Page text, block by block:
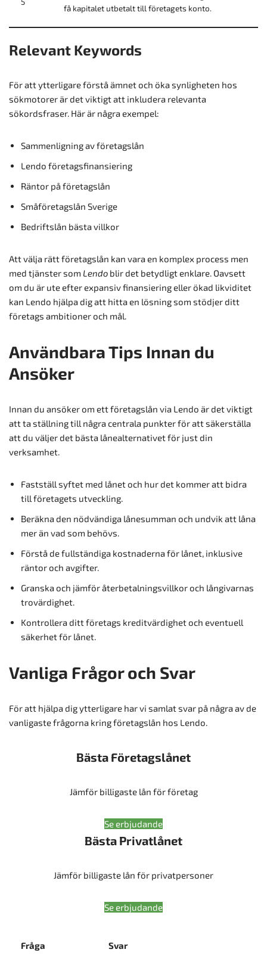
få kapitalet utbetalt till företagets konto.
Relevant Keywords
För att ytterligare förstå ämnet och öka synligheten hos
sökmotorer är det viktigt att inkludera relevanta
sökordsfraser. Här är några exempel:
Sammenligning av företagslån
Lendo företagsfinansiering
Räntor på företagslån
Småföretagslån Sverige
Bedriftslån bästa villkor
Att välja rätt företagslån kan vara en komplex process men
med tjänster som Lendo blir det betydligt enklare. Oavsett
om du är ute efter expansiv finansiering eller ökad likviditet
kan Lendo hjälpa dig att hitta en lösning som stödjer ditt
företags ambitioner och mål.
Användbara Tips Innan du
Ansöker
Innan du ansöker om ett företagslån via Lendo är det viktigt
att ta ställning till några centrala punkter för att säkerställa
att du väljer det bästa lånealternativet för just din
verksamhet.
Fastställ syftet med lånet och hur det kommer att bidra
till företagets utveckling.
Beräkna den nödvändiga lånesumman och undvik att låna
mer än vad som behövs.
Förstå de fullständiga kostnaderna för lånet, inklusive
räntor och avgifter.
Granska och jämför återbetalningsvillkor och långivarnas
trovärdighet.
Kontrollera ditt företags kreditvärdighet och eventuell
säkerhet för lånet.
Vanliga Frågor och Svar
För att hjälpa dig ytterligare har vi samlat svar på några av de
vanligaste frågorna kring företagslån hos Lendo.
Bästa Företagslånet
Jämför billigaste lån för företag
Se erbjudande
Bästa Privatlånet
Jämför billigaste lån för privatpersoner
Se erbjudande
Fråga Svar